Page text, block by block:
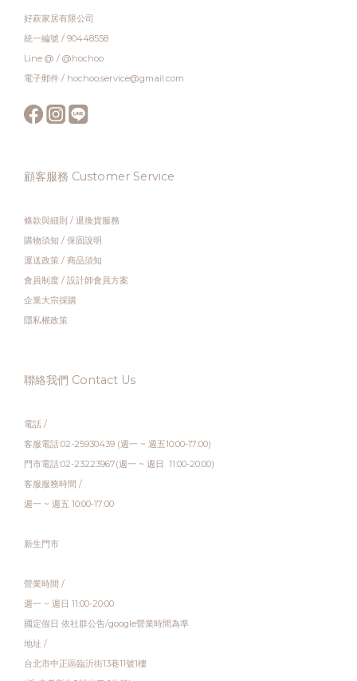
好萩家居有限公司
統一編號 / 90448558
Line @ / @hochoo
電子郵件 / hochoo.service@gmail.com
顧客服務 Customer Service
條款與細則 / 退換貨服務
購物須知 / 保固說明
運送政策 / 商品須知
會員制度 / 設計師會員方案
企業大宗採購
隱私權政策
聯絡我們 Contact Us
電話 /
客服電話:02-25930439 (週一 ~ 週五10:00-17:00)
門市電話:02-23223967(週一 ~ 週日 11:00-20:00)
客服服務時間 /
週一 ~ 週五 10:00-17:00
新生門市
營業時間 /
週一 ~ 週日 11:00-20:00
國定假日 依社群公告/google營業時間為準
地址 /
台北市中正區臨沂街13巷11號1樓